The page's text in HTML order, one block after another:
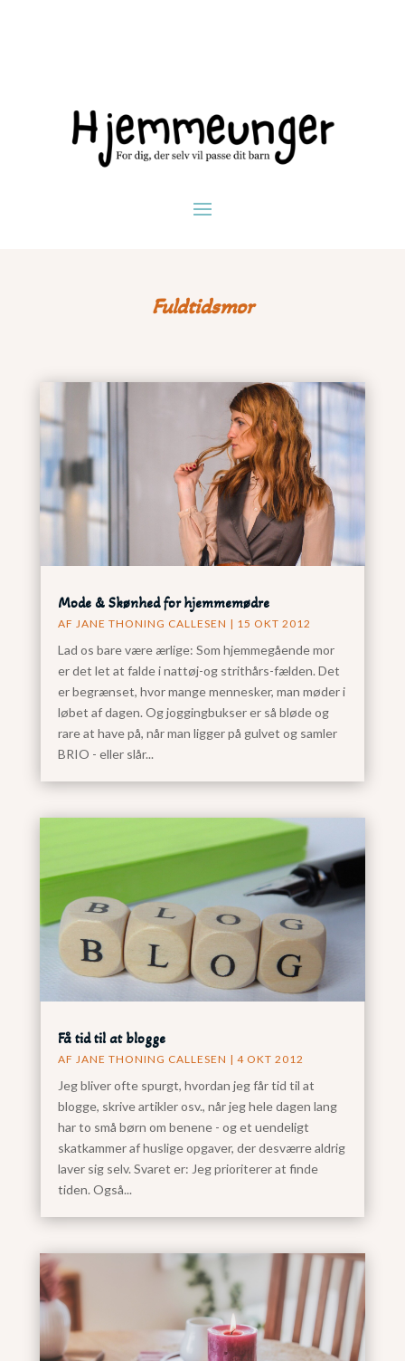
Fuldtidsmor
Mode & Skønhed for hjemmemødre
AF JANE THONING CALLESEN | 15 OKT 2012
Lad os bare være ærlige: Som hjemmegående mor
er det let at falde i nattøj-og strithårs-fælden. Det
er begrænset, hvor mange mennesker, man møder i
løbet af dagen. Og joggingbukser er så bløde og
rare at have på, når man ligger på gulvet og samler
BRIO - eller slår...
Få tid til at blogge
AF JANE THONING CALLESEN | 4 OKT 2012
Jeg bliver ofte spurgt, hvordan jeg får tid til at
blogge, skrive artikler osv., når jeg hele dagen lang
har to små børn om benene - og et uendeligt
skatkammer af huslige opgaver, der desværre aldrig
laver sig selv. Svaret er: Jeg prioriterer at finde
tiden. Også...